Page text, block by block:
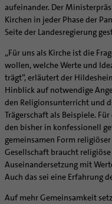
aufeinander. Der
Kirchen in jeder Phase der
Seite der Landesregierung
„Für uns als Kirche ist die
wollen, welche Werte und
trägt“, erläutert der
Hinblick auf notwendige
den Religionsunterricht und
Trägerschaft als Beispiele.
den bisher in konfessionell
gemeinsamen Form
Gesellschaft braucht
Auseinandersetzung mit
Auch das sei eine Erfahrung
Auf mehr Gemeinsamkeit